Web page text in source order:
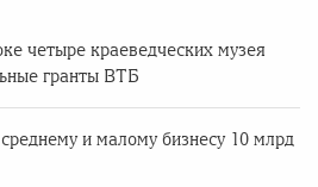
четыре краеведческих музея
гранты ВТБ
и малому бизнесу 10 млрд